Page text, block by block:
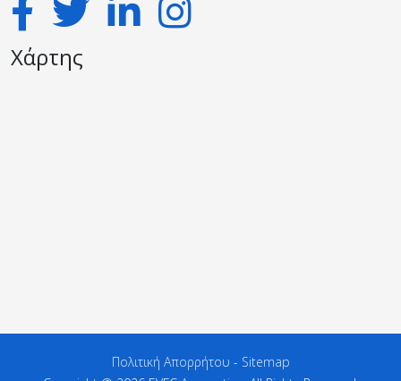
Χάρτης
Πολιτική Απορρήτου - Sitemap